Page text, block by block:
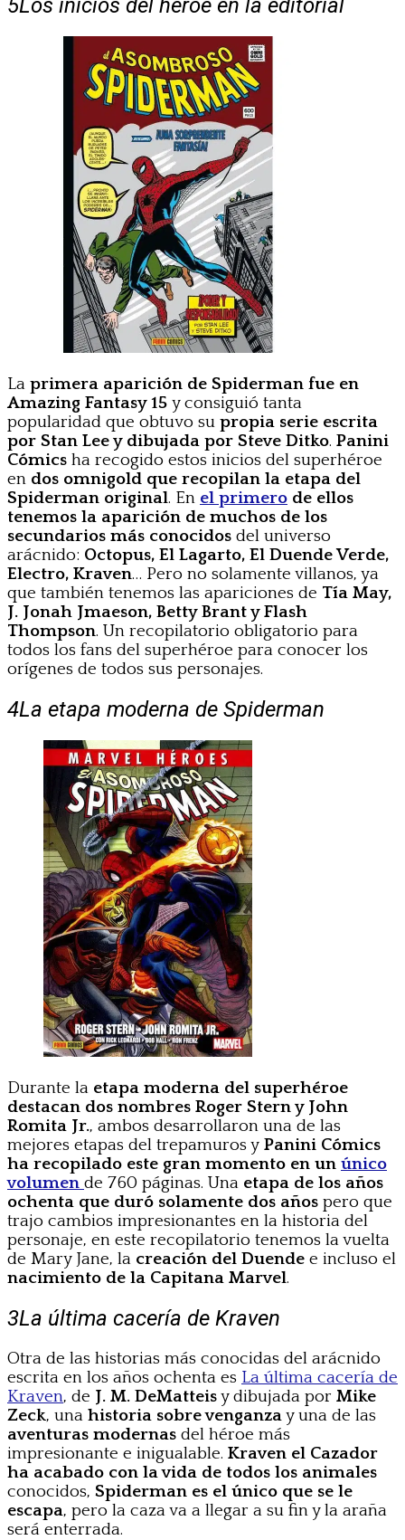
5Los inicios del héroe en la editorial
La primera aparición de Spiderman fue en
Amazing Fantasy 15 y consiguió tanta
popularidad que obtuvo su propia serie escrita
por Stan Lee y dibujada por Steve Ditko. Panini
Cómics ha recogido estos inicios del superhéroe
en dos omnigold que recopilan la etapa del
Spiderman original. En el primero de ellos
tenemos la aparición de muchos de los
secundarios más conocidos del universo
arácnido: Octopus, El Lagarto, El Duende Verde,
Electro, Kraven… Pero no solamente villanos, ya
que también tenemos las apariciones de Tía May,
J. Jonah Jmaeson, Betty Brant y Flash
Thompson. Un recopilatorio obligatorio para
todos los fans del superhéroe para conocer los
orígenes de todos sus personajes.
4La etapa moderna de Spiderman
Durante la etapa moderna del superhéroe
destacan dos nombres Roger Stern y John
Romita Jr., ambos desarrollaron una de las
mejores etapas del trepamuros y Panini Cómics
ha recopilado este gran momento en un único
volumen de 760 páginas. Una etapa de los años
ochenta que duró solamente dos años pero que
trajo cambios impresionantes en la historia del
personaje, en este recopilatorio tenemos la vuelta
de Mary Jane, la creación del Duende e incluso el
nacimiento de la Capitana Marvel.
3La última cacería de Kraven
Otra de las historias más conocidas del arácnido
escrita en los años ochenta es La última cacería de
Kraven, de J. M. DeMatteisy dibujada por Mike
Zeck, una historia sobre venganzay una de las
aventuras modernas del héroe más
impresionante e inigualable. Kraven el Cazador
ha acabado con la vida de todos los animales
conocidos, Spiderman es el único que se le
escapa, pero la caza va a llegar a su fin y la araña
será enterrada.